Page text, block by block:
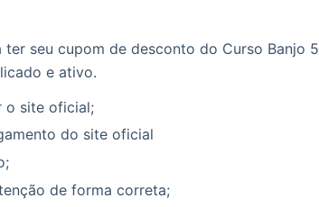
ter seu cupom de desconto do Curso Banjo 5
e ativo.
o site oficial;
do site oficial
de forma correta;